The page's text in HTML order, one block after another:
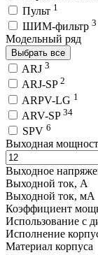
Пульт 1
ШИМ-фильтр 3
Модельный ряд
Выбрать все
ARJ 3
ARJ-SP 2
ARPV-LG 1
ARV-SP 34
SPV 6
Выходная
Выходное
Выходной ток, A
Выходной ток, мA
Коэффициент
Использование с
Исполнение
Материал корпуса